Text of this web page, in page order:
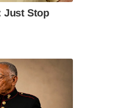
Just Stop